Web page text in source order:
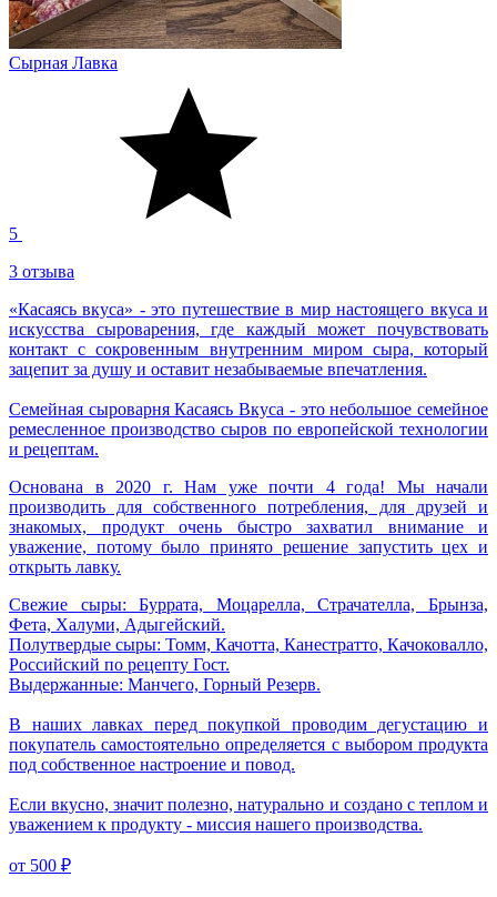
Сырная Лавка
5
3 отзыва
«Касаясь вкуса» - это путешествие в мир настоящего вкуса и
искусства сыроварения, где каждый может почувствовать
контакт с сокровенным внутренним миром сыра, который
зацепит за душу и оставит незабываемые впечатления.
Семейная сыроварня Касаясь Вкуса - это небольшое семейное
ремесленное производство сыров по европейской технологии
и рецептам.
Основана в 2020 г. Нам уже почти 4 года! Мы начали
производить для собственного потребления, для друзей и
знакомых, продукт очень быстро захватил внимание и
уважение, потому было принято решение запустить цех и
открыть лавку.
Свежие сыры: Буррата, Моцарелла, Страчателла, Брынза,
Фета, Халуми, Адыгейский.
Полутвердые сыры: Томм, Качотта, Канестратто, Качоковалло,
Российский по рецепту Гост.
Выдержанные: Манчего, Горный Резерв.
В наших лавках перед покупкой проводим дегустацию и
покупатель самостоятельно определяется с выбором продукта
под собственное настроение и повод.
Если вкусно, значит полезно, натурально и создано с теплом и
уважением к продукту - миссия нашего производства.
от 500 ₽